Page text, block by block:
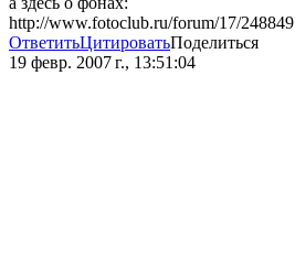
http://www.fotoclub.ru/forum/17/248849
ОтветитьЦитироватьПоделиться
19 февр. 2007 г., 13:51:04